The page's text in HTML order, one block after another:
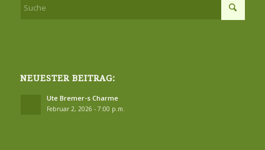
NEUESTER BEITRAG:
Ute Bremer-s Charme
Februar 2, 2026 - 7:00 p.m.